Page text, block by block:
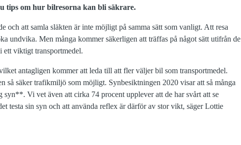
tips om hur bilresorna kan bli säkrare.
och att samla släkten är inte möjligt på samma sätt som vanligt. Att resa
undvika. Men många kommer säkerligen att träffas på något sätt utifrån de
ett viktigt transportmedel.
antagligen kommer att leda till att fler väljer bil som transportmedel.
så säker trafikmiljö som möjligt. Synbesiktningen 2020 visar att så många
Vi vet även att cirka 74 procent upplever att de har svårt att se
testa sin syn och att använda reflex är därför av stor vikt, säger Lottie